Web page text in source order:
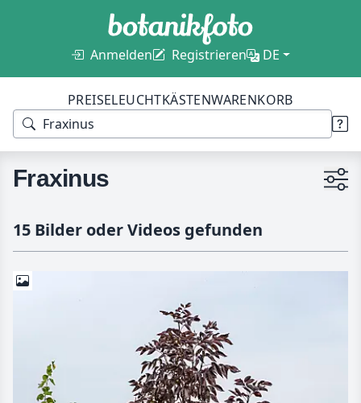
Anmelden Registrieren DE
PREISELEUCHTKÄSTENWARENKORB
Fraxinus
15 Bilder oder Videos gefunden